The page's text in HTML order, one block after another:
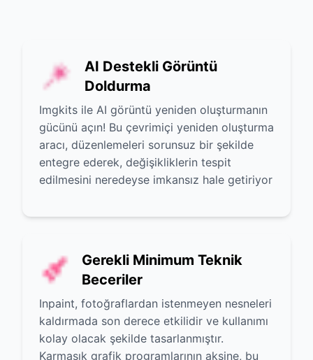
AI Destekli Görüntü
Doldurma
Imgkits ile AI görüntü yeniden oluşturmanın
gücünü açın! Bu çevrimiçi yeniden oluşturma
aracı, düzenlemeleri sorunsuz bir şekilde
entegre ederek, değişikliklerin tespit
edilmesini neredeyse imkansız hale getiriyor
Gerekli Minimum Teknik
Beceriler
Inpaint, fotoğraflardan istenmeyen nesneleri
kaldırmada son derece etkilidir ve kullanımı
kolay olacak şekilde tasarlanmıştır.
Karmaşık grafik programlarının aksine, bu